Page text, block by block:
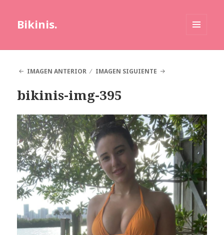
Bikinis.
IMAGEN ANTERIOR
IMAGEN SIGUIENTE
bikinis-img-395